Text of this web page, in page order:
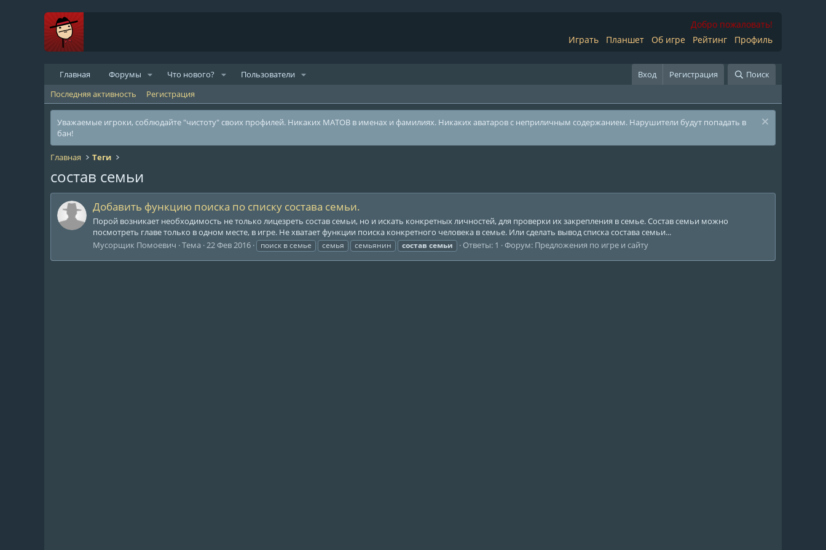
Добро пожаловать!
Играть
Планшет Об игре Рейтинг Профиль
Главная Форумы Что нового? Пользователи Вход Регистрация
Поиск
Последняя активность
Регистрация
Уважаемые игроки, соблюдайте "чистоту" своих профилей. Никаких МАТОВ в именах и фамилиях. Никаких аватаров с неприличным содержанием. Нарушители будут попадать в
бан!
Главная Теги
состав семьи
Добавить функцию поиска по списку состава семьи.
Порой возникает необходимость не только лицезреть состав семьи, но и искать конкретных личностей, для проверки их закрепления в семье. Состав семьи можно
посмотреть главе только в одном месте, в игре. Не хватает функции поиска конкретного человека в семье. Или сделать вывод списка состава семьи...
Мусорщик Помоевич Тема 22 Фев 2016 поиск в семье семья семьянин состав семьи Ответы: 1 Форум: Предложения по игре и сайту